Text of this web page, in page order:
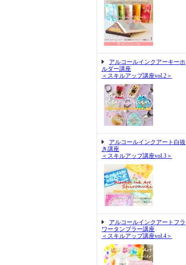
アルコールインクアーキーホ
ルダー講座
＜スキルアップ講座vol.2＞
アルコールインクアート白抜
き講座
＜スキルアップ講座vol.3＞
アルコールインクアートフラ
ワータンブラー講座
＜スキルアップ講座vol.4＞